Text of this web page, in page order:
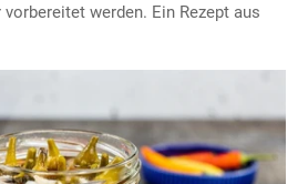
werden. Ein Rezept aus